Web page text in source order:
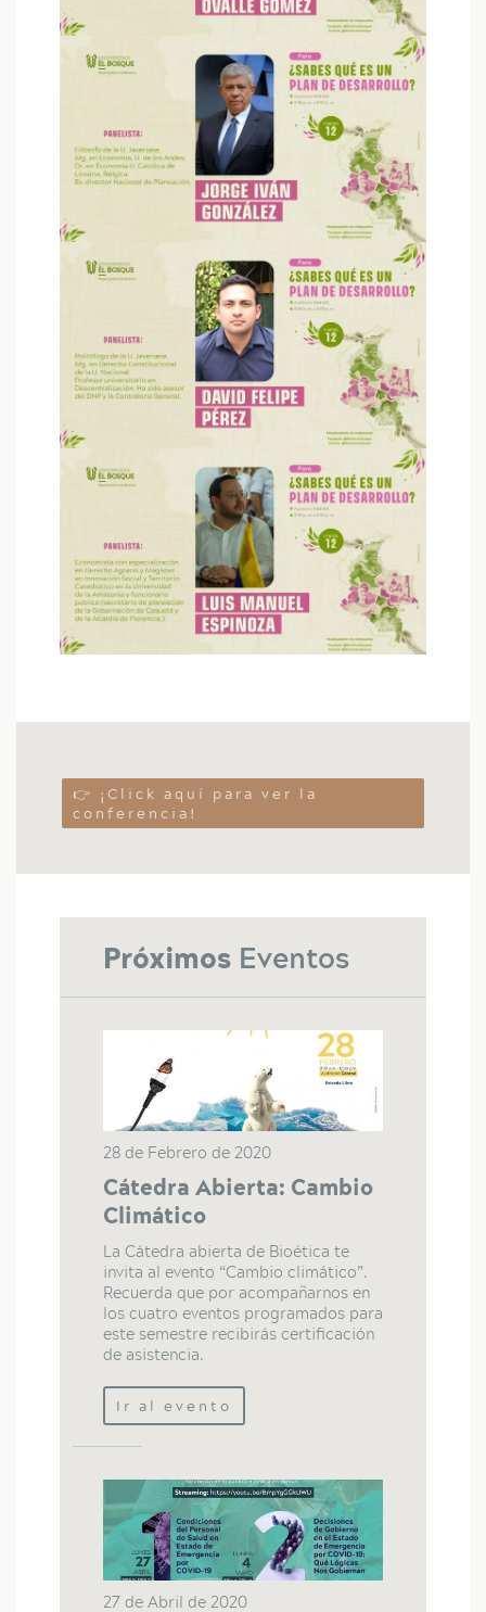
👉 ¡Click aquí para ver la
conferencia!
Próximos Eventos
28 de Febrero de 2020
Cátedra Abierta: Cambio
Climático
La Cátedra abierta de Bioética te
invita al evento “Cambio climático”.
Recuerda que por acompañarnos en
los cuatro eventos programados para
este semestre recibirás certificación
de asistencia.
Ir al evento
27 de Abril de 2020